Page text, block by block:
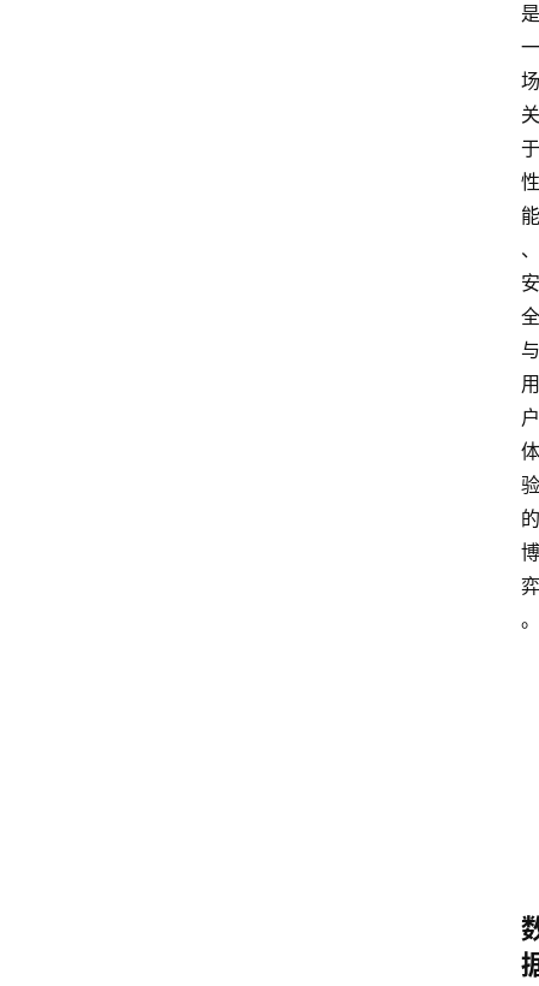
是
一
场
关
于
性
能
、
安
全
与
用
户
体
验
的
博
弈
。